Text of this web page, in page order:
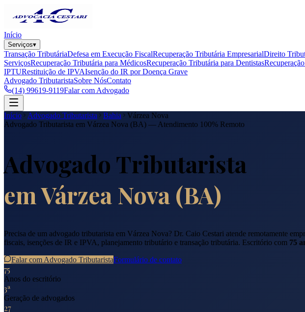
Início
Serviços▾
Transação TributáriaDefesa em Execução FiscalRecuperação Tributária EmpresarialDireito
ServiçosRecuperação Tributária para MédicosRecuperação Tributária para Dentistas
IPTURestituição de IPVAIsenção do IR por Doença Grave
Advogado TributaristaSobre NósContato
(14) 99619-9119Falar com Advogado
Início Advogado Tributarista Bahia
Várzea Nova
Advogado Tributarista em Várzea Nova (BA) — Atendimento 100% Remoto
Advogado Tributarista
emVárzea Nova (BA)
Precisa de um advogado tributarista em Várzea Nova? Dr. Caio Cestari atende remotamente
fiscais, isenções de IR e IPVA, planejamento tributário e transação tributária. Escritório com 75
Falar com Advogado TributaristaFormulário de contato
75
Anos do escritório
3ª
Geração de advogados
27